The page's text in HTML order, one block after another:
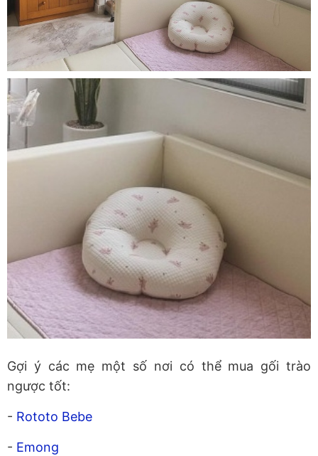
Gợi ý các mẹ một số nơi có thể mua gối trào
ngược tốt:
- Rototo Bebe
- Emong